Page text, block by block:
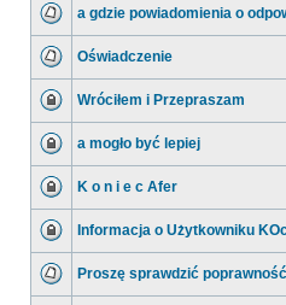
a gdzie powiadomienia o
Oświadczenie
Wróciłem i Przepraszam
a mogło być lepiej
K o n i e c Afer
Informacja o Użytkowniku
Proszę sprawdzić